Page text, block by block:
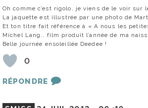
Oh comme c’est rigolo, je viens de le voir sur
La jaquette est illustrée par une photo de
Et ton titre fait référence à « A nous les
Michel Lang.. film produit l’année de ma
Belle journée ensoleillée Deedee !
0
RÉPONDRE